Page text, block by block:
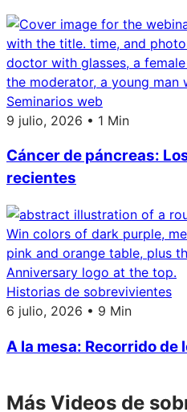
Seminarios web
9 julio, 2026 • 1 Min
Cáncer de páncreas:
recientes
Historias de sobrevivientes
6 julio, 2026 • 9 Min
A la mesa: Recorrido de
Más Videos de